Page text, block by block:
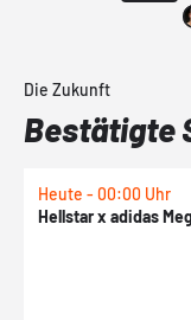
Die Zukunft
Bestätigte
Heute - 00:00 Uhr
Hellstar x adidas